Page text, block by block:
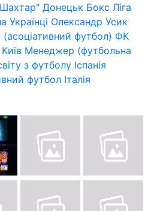
Донецьк Бокс Ліга
Українці Олександр Усик
футбол) ФК
Київ Менеджер (футбольна
з футболу Іспанія
футбол Італія